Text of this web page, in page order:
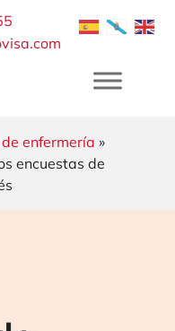
enfermería »
encuestas de